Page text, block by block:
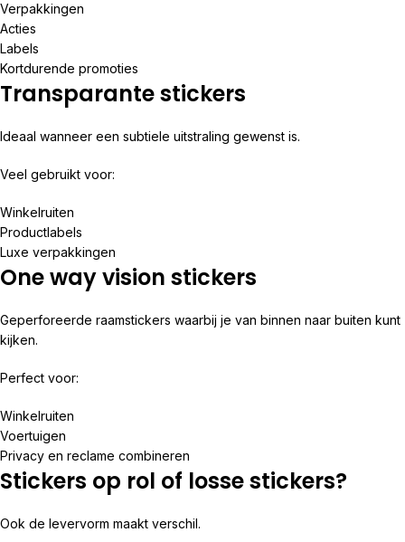
Verpakkingen
Acties
Labels
Kortdurende promoties
Transparante stickers
Ideaal wanneer een subtiele uitstraling gewenst is.
Veel gebruikt voor:
Winkelruiten
Productlabels
Luxe verpakkingen
One way vision stickers
Geperforeerde raamstickers waarbij je van binnen naar buiten kunt
kijken.
Perfect voor:
Winkelruiten
Voertuigen
Privacy en reclame combineren
Stickers op rol of losse stickers?
Ook de levervorm maakt verschil.